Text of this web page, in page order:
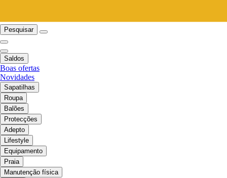
Pesquisar
Saldos
Boas ofertas
Novidades
Sapatilhas
Roupa
Balões
Protecções
Adepto
Lifestyle
Equipamento
Praia
Manutenção física